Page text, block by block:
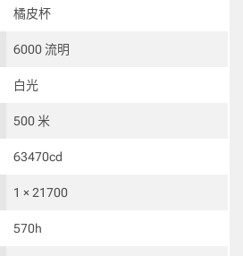
橘皮杯
6000 流明
白光
500 米
63470cd
1 × 21700
570h